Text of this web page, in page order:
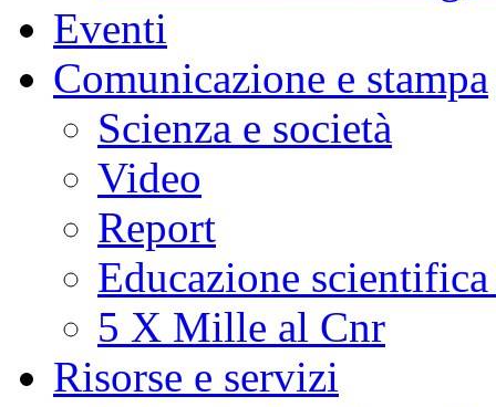
Eventi
Comunicazione e stampa
Scienza e società
Video
Report
Educazione
5 X Mille al Cnr
Risorse e servizi